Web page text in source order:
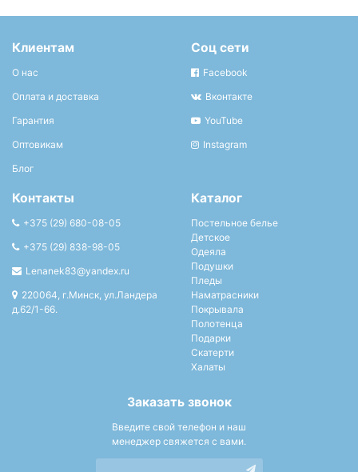
Клиентам
О нас
Оплата и доставка
Гарантия
Оптовикам
Блог
Соц сети
Facebook
Вконтакте
YouTube
Instagram
Контакты
+375 (29) 680-08-05
+375 (29) 838-98-05
Lenanek83@yandex.ru
220064, г.Минск, ул.Ландера
д.62/1-66.
Каталог
Постельное белье
Детское
Одеяла
Подушки
Пледы
Наматрасники
Покрывала
Полотенца
Подарки
Скатерти
Халаты
Заказать звонок
Введите свой телефон и наш
менеджер свяжется с вами.